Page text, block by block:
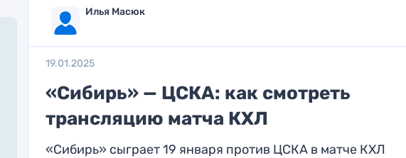
Илья Масюк
19.01.2025
«Сибирь» — ЦСКА: как смотреть
трансляцию матча КХЛ
«Сибирь» сыграет 19 января против ЦСКА в матче КХЛ